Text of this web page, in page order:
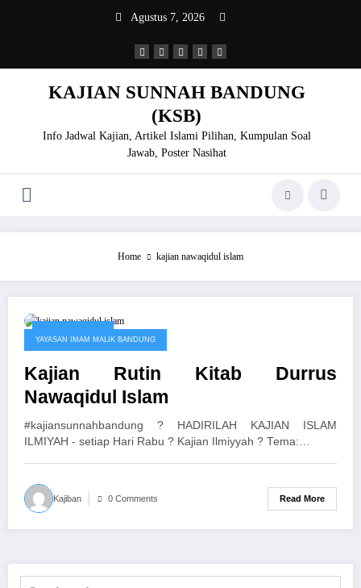
Agustus 7, 2026
KAJIAN SUNNAH BANDUNG
(KSB)
Info Jadwal Kajian, Artikel Islami Pilihan, Kumpulan Soal
Jawab, Poster Nasihat
Home kajian nawaqidul islam
YAYASAN IMAM MALIK BANDUNG
Kajian Rutin Kitab Durrus
Nawaqidul Islam
#kajiansunnahbandung ? HADIRILAH KAJIAN ISLAM
ILMIYAH - setiap Hari Rabu ? Kajian Ilmiyyah ? Tema:…
Kajiban 0 Comments Read More